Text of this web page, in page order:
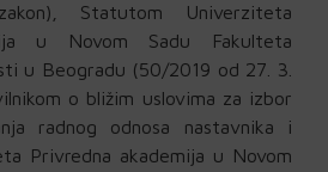
Statutom Univerziteta
u Novom Sadu Fakulteta
u Beogradu (50/2019 od 27. 3.
o bližim uslovima za izbor
radnog odnosa nastavnika i
Privredna akademija u Novom